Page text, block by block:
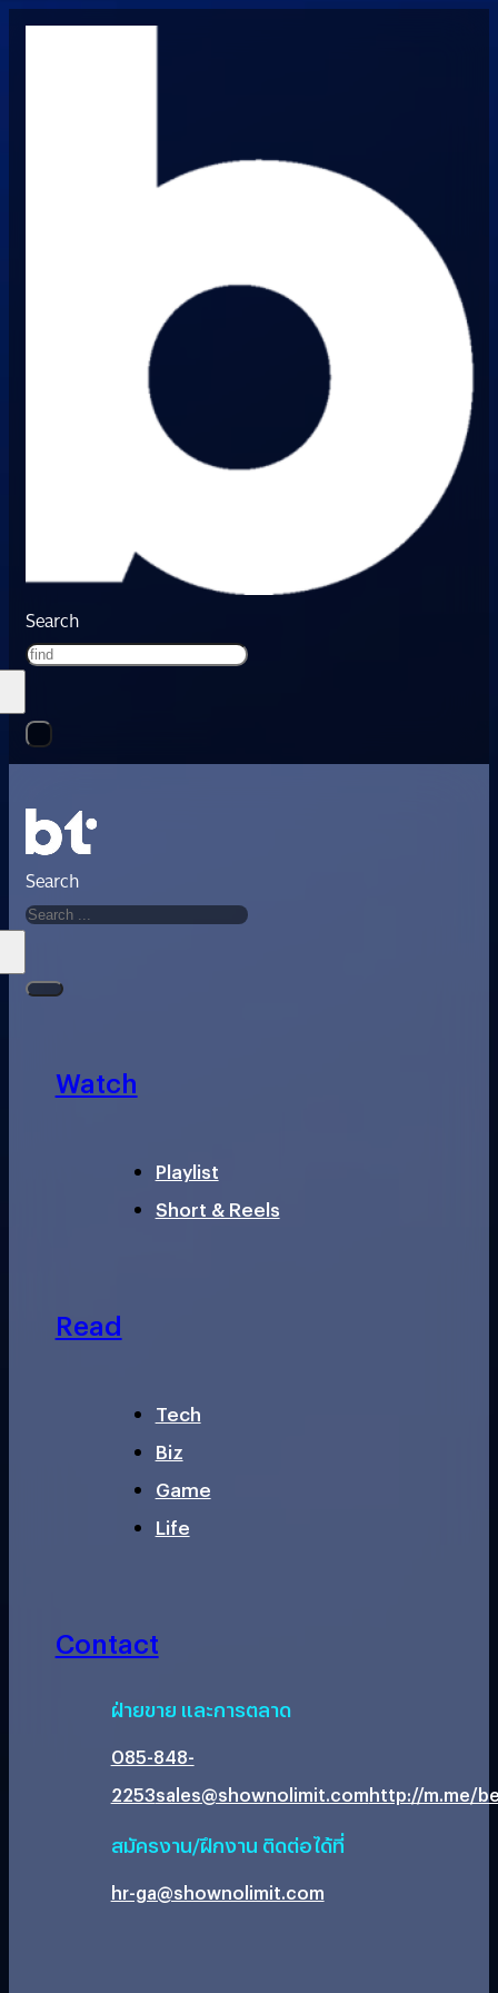
Search
Search
Watch
Playlist
Short & Reels
Read
Tech
Biz
Game
Life
Contact
ฝ่ายขาย และการตลาด
085-848-
2253sales@shownolimit.comhttp://m.me/
สมัครงาน/ฝึกงาน ติดต่อได้ที่
hr-ga@shownolimit.com